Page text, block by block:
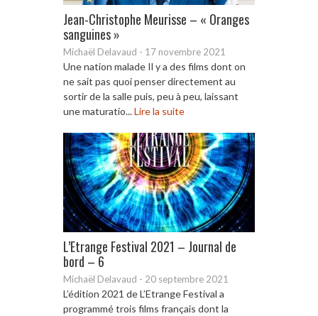
Jean-Christophe Meurisse – « Oranges
sanguines »
Michaël Delavaud - 17 novembre 2021
Une nation malade Il y a des films dont on
ne sait pas quoi penser directement au
sortir de la salle puis, peu à peu, laissant
une maturatio...Lire la suite
L’Etrange Festival 2021 – Journal de
bord – 6
Michaël Delavaud - 20 septembre 2021
L’édition 2021 de L’Etrange Festival a
programmé trois films français dont la